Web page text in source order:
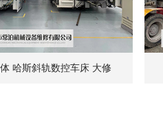
哈斯斜轨数控车床 大修